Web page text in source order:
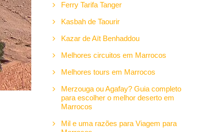
Ferry Tarifa Tanger
Kasbah de Taourir
Kazar de Aït Benhaddou
Melhores circuitos em Marrocos
Melhores tours em Marrocos
Merzouga ou Agafay? Guia completo
para escolher o melhor deserto em
Marrocos
Mil e uma razões para Viagem para